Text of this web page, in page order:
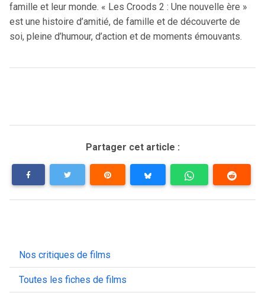
famille et leur monde. « Les Croods 2 : Une nouvelle ère »
est une histoire d’amitié, de famille et de découverte de
soi, pleine d’humour, d’action et de moments émouvants.
Partager cet article :
Nos critiques de films
Toutes les fiches de films